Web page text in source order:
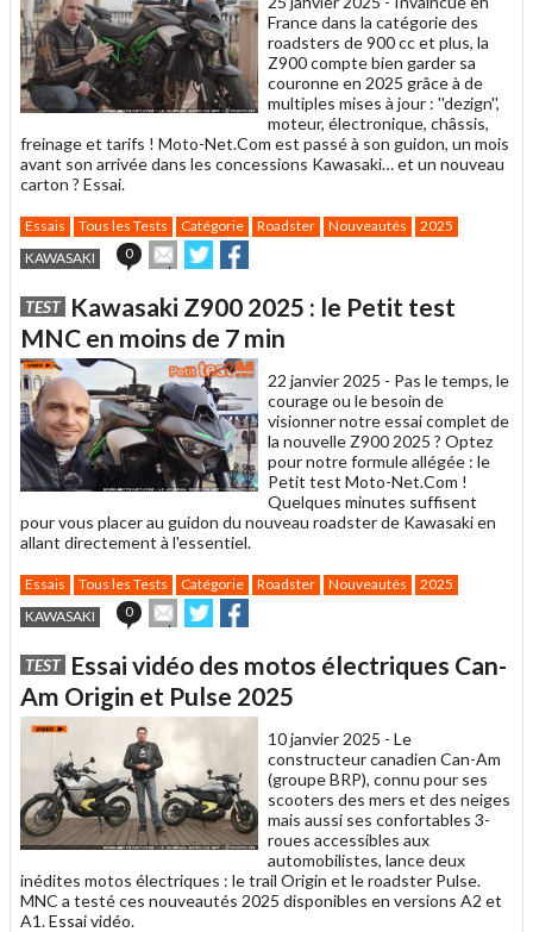
France dans la catégorie des
roadsters de 900 cc et plus, la
Z900 compte bien garder sa
couronne en 2025 grâce à de
multiples mises à jour : ''dezign'',
moteur, électronique, châssis,
freinage et tarifs ! Moto-Net.Com est passé à son guidon, un mois
avant son arrivée dans les concessions Kawasaki… et un nouveau
carton ? Essai.
Essais Tous les Tests Catégorie Roadster Nouveautés
2025
KAWASAKI
0
Envoyer
cet
à
un
ami
Partager
sur sur
TEST Kawasaki Z900 2025 : le Petit test
MNC en moins de 7 min
22 janvier 2025 - Pas le temps, le
courage ou le besoin de
visionner notre essai complet de
la nouvelle Z900 2025 ? Optez
pour notre formule allégée : le
Petit test Moto-Net.Com !
Quelques minutes suffisent
pour vous placer au guidon du nouveau roadster de Kawasaki en
allant directement à l'essentiel.
Essais Tous les Tests Catégorie Roadster Nouveautés
2025
KAWASAKI
0
Envoyer
cet
à
un
ami
Partager
sur sur
TEST Essai vidéo des motos électriques Can-
Am Origin et Pulse 2025
10 janvier 2025 - Le
constructeur canadien Can-Am
(groupe BRP), connu pour ses
scooters des mers et des neiges
mais aussi ses confortables 3-
roues accessibles aux
automobilistes, lance deux
inédites motos électriques : le trail Origin et le roadster Pulse.
MNC a testé ces nouveautés 2025 disponibles en versions A2 et
A1. Essai vidéo.